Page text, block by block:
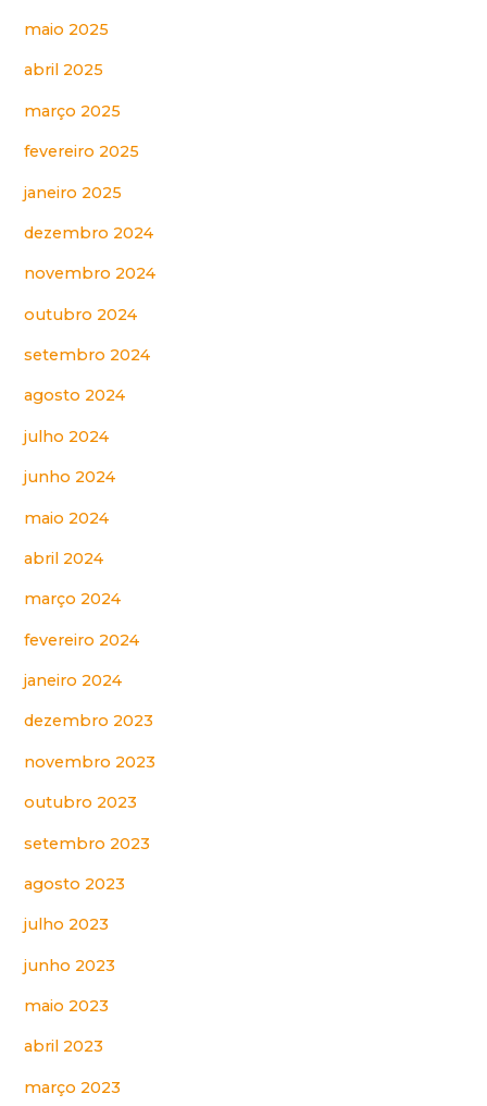
maio 2025
abril 2025
março 2025
fevereiro 2025
janeiro 2025
dezembro 2024
novembro 2024
outubro 2024
setembro 2024
agosto 2024
julho 2024
junho 2024
maio 2024
abril 2024
março 2024
fevereiro 2024
janeiro 2024
dezembro 2023
novembro 2023
outubro 2023
setembro 2023
agosto 2023
julho 2023
junho 2023
maio 2023
abril 2023
março 2023